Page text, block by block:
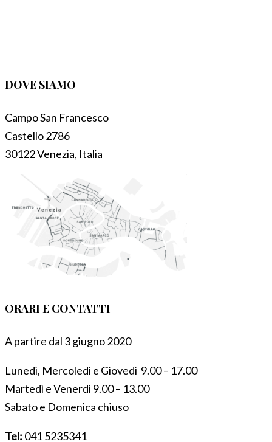
DOVE SIAMO
Campo San Francesco
Castello 2786
30122 Venezia, Italia
ORARI E CONTATTI
A partire dal 3 giugno 2020
Lunedì, Mercoledì e Giovedì 9.00 – 17.00
Martedì e Venerdì 9.00 – 13.00
Sabato e Domenica chiuso
Tel: 041 5235341